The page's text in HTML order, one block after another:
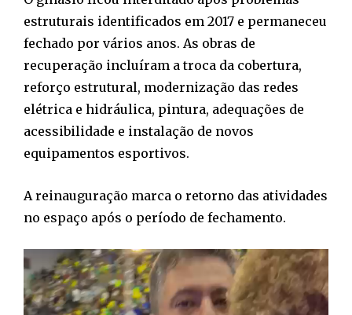
estruturais identificados em 2017 e permaneceu
fechado por vários anos. As obras de
recuperação incluíram a troca da cobertura,
reforço estrutural, modernização das redes
elétrica e hidráulica, pintura, adequações de
acessibilidade e instalação de novos
equipamentos esportivos.
A reinauguração marca o retorno das atividades
no espaço após o período de fechamento.